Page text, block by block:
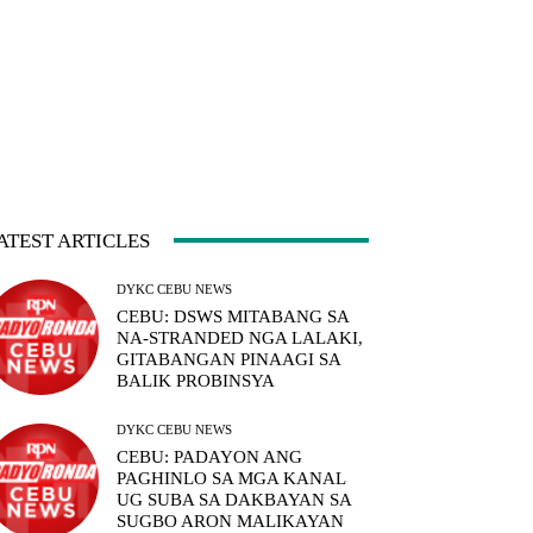
ARTICLES
DYKC CEBU NEWS
CEBU: DSWS MITABANG SA
NA-STRANDED NGA LALAKI,
GITABANGAN PINAAGI SA
BALIK PROBINSYA
DYKC CEBU NEWS
CEBU: PADAYON ANG
PAGHINLO SA MGA KANAL
UG SUBA SA DAKBAYAN SA
SUGBO ARON MALIKAYAN